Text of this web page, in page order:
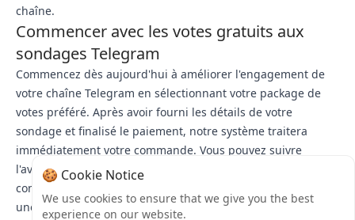
chaîne.
Commencer avec les votes gratuits aux
sondages Telegram
Commencez dès aujourd'hui à améliorer l'engagement de
votre chaîne Telegram en sélectionnant votre package de
votes préféré. Après avoir fourni les détails de votre
sondage et finalisé le paiement, notre système traitera
immédiatement votre commande. Vous pouvez suivre
l'avancement de la livraison en temps réel, la plupart des
commandes étant complétées en quelques heures. Pour
une croissance continue, envisagez de configurer des
🍪 Cookie Notice
We use cookies to ensure that we give you the best
experience on our website.